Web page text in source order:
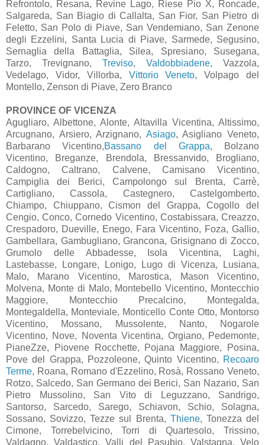
Refrontolo, Resana, Revine Lago, Riese Pio X, Roncade,
Salgareda, San Biagio di Callalta, San Fior, San Pietro di
Feletto, San Polo di Piave, San Vendemiano, San Zenone
degli Ezzelini, Santa Lucia di Piave, Sarmede, Segusino,
Sernaglia della Battaglia, Silea, Spresiano, Susegana,
Tarzo, Trevignano, Treviso, Valdobbiadene, Vazzola,
Vedelago, Vidor, Villorba, Vittorio Veneto, Volpago del
Montello, Zenson di Piave, Zero Branco
PROVINCE OF VICENZA
Agugliaro, Albettone, Alonte, Altavilla Vicentina, Altissimo,
Arcugnano, Arsiero, Arzignano, Asiago, Asigliano Veneto,
Barbarano Vicentino,Bassano del Grappa, Bolzano
Vicentino, Breganze, Brendola, Bressanvido, Brogliano,
Caldogno, Caltrano, Calvene, Camisano Vicentino,
Campiglia dei Berici, Campolongo sul Brenta, Carrè,
Cartigliano, Cassola, Castegnero, Castelgomberto,
Chiampo, Chiuppano, Cismon del Grappa, Cogollo del
Cengio, Conco, Cornedo Vicentino, Costabissara, Creazzo,
Crespadoro, Dueville, Enego, Fara Vicentino, Foza, Gallio,
Gambellara, Gambugliano, Grancona, Grisignano di Zocco,
Grumolo delle Abbadesse, Isola Vicentina, Laghi,
Lastebasse, Longare, Lonigo, Lugo di Vicenza, Lusiana,
Malo, Marano Vicentino, Marostica, Mason Vicentino,
Molvena, Monte di Malo, Montebello Vicentino, Montecchio
Maggiore, Montecchio Precalcino, Montegalda,
Montegaldella, Monteviale, Monticello Conte Otto, Montorso
Vicentino, Mossano, Mussolente, Nanto, Nogarole
Vicentino, Nove, Noventa Vicentina, Orgiano, Pedemonte,
PianeZze, Piovene Rocchette, Pojana Maggiore, Posina,
Pove del Grappa, Pozzoleone, Quinto Vicentino, Recoaro
Terme, Roana, Romano d'Ezzelino, Rosà, Rossano Veneto,
Rotzo, Salcedo, San Germano dei Berici, San Nazario, San
Pietro Mussolino, San Vito di Leguzzano, Sandrigo,
Santorso, Sarcedo, Sarego, Schiavon, Schio, Solagna,
Sossano, Sovizzo, Tezze sul Brenta, Thiene, Tonezza del
Cimone, Torrebelvicino, Torri di Quartesolo, Trissino,
Valdagno, Valdastico, Valli del Pasubio, Valstagna, Velo